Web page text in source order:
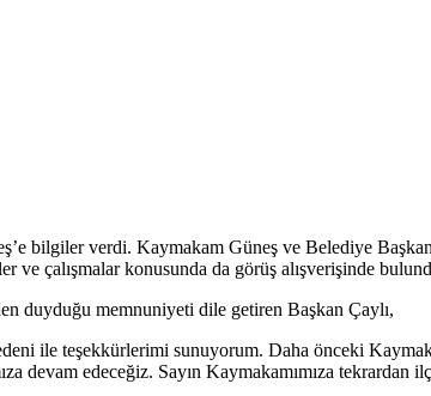
bilgiler verdi. Kaymakam Güneş ve Belediye
ve çalışmalar konusunda da görüş alışverişinde
duyduğu memnuniyeti dile getiren Başkan Çaylı,
ile teşekkürlerimi sunuyorum. Daha önceki
devam edeceğiz. Sayın Kaymakamımıza tekrardan